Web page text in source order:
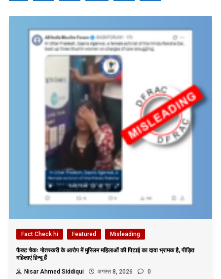
Fact Check hi Featured Misleading
फैक्ट चेकः गोतस्करी के आरोप में मुस्लिम महिलाओं की पिटाई का दावा भ्रामक है, पीड़ित
महिलाएं हिन्दू हैं
Nisar Ahmed Siddiqui
अगस्त 8, 2026 0